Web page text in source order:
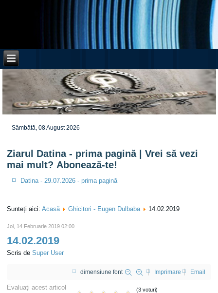
Sâmbătă, 08 August 2026
Ziarul Datina - prima pagină | Vrei să vezi
mai mult? Abonează-te!
Datina - 29.07.2026 - prima pagină
Sunteți aici:Acasă Ghicitori - Eugen Dulbaba 14.02.2019
Joi, 14 Februarie 2019 02:00
14.02.2019
Scris deSuper User
dimensiune font Imprimare Email
Evaluaţi acest articol (3 voturi)